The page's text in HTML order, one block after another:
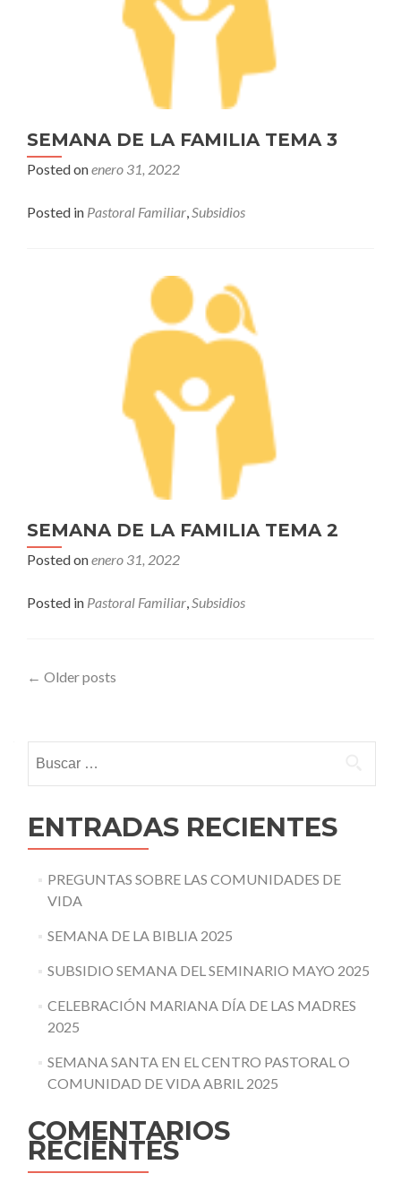
SEMANA DE LA FAMILIA TEMA 3
Posted onenero 31, 2022
Posted in Pastoral Familiar,Subsidios
SEMANA DE LA FAMILIA TEMA 2
Posted onenero 31, 2022
Posted in Pastoral Familiar,Subsidios
Posts
← Older posts
ENTRADAS RECIENTES
PREGUNTAS SOBRE LAS COMUNIDADES DE
VIDA
SEMANA DE LA BIBLIA 2025
SUBSIDIO SEMANA DEL SEMINARIO MAYO 2025
CELEBRACIÓN MARIANA DÍA DE LAS MADRES
2025
SEMANA SANTA EN EL CENTRO PASTORAL O
COMUNIDAD DE VIDA ABRIL 2025
COMENTARIOS
RECIENTES